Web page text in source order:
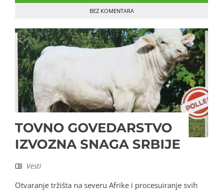
BEZ KOMENTARA
TOVNO GOVEDARSTVO
IZVOZNA SNAGA SRBIJE
Vesti
Otvaranje tržišta na severu Afrike i procesuiranje svih